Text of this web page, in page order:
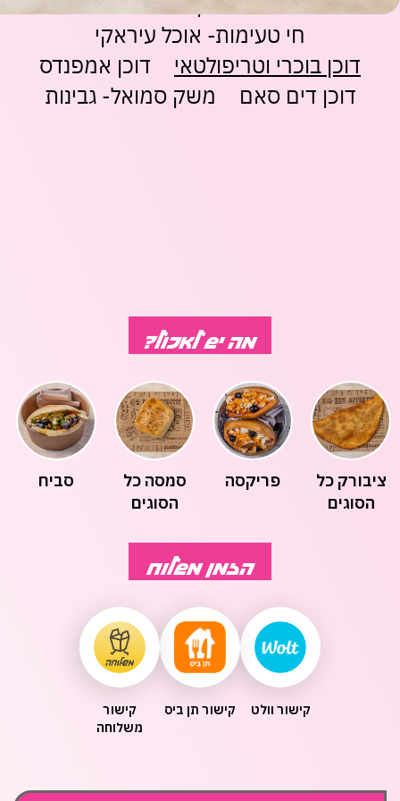
ופנטזיהאביזרים
ופנאי
חנויות
בלעדיות
בסנטר
שונות
משתמש חדש/אורח
משתמש חדש/אורח
להרשמה
חי טעימות- אוכל עיראקי
דוכן בוכרי וטריפולטאי
דוכן אמפנדס
דוכן דים סאם
משק סמואל- גבינות
מה יש לאכול?
סביח
סמסה כל
הסוגים
פריקסה
ציבורק כל
הסוגים
הזמן משלוח
קישור וולט קישור תן ביס
קישור
משלוחה